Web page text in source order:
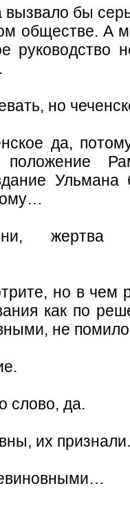
вызвало бы
обществе. А
руководство
но
да,
жертва
но в чем
как по
не
слово, да.
их признали.